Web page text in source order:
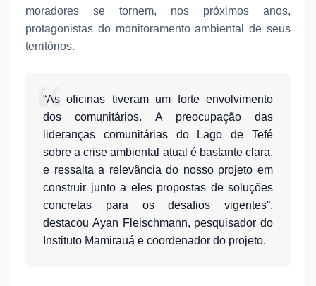
moradores se tornem, nos próximos anos,
protagonistas do monitoramento ambiental de seus
territórios.
“As oficinas tiveram um forte envolvimento
dos comunitários. A preocupação das
lideranças comunitárias do Lago de Tefé
sobre a crise ambiental atual é bastante clara,
e ressalta a relevância do nosso projeto em
construir junto a eles propostas de soluções
concretas para os desafios vigentes”,
destacou Ayan Fleischmann, pesquisador do
Instituto Mamirauá e coordenador do projeto.